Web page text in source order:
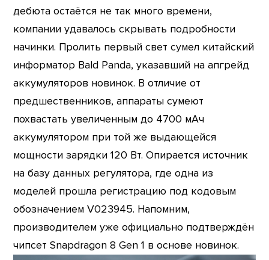
дебюта остаётся не так много времени,
компании удавалось скрывать подробности
начинки. Пролить первый свет сумел китайский
информатор Bald Panda, указавший на апгрейд
аккумуляторов новинок. В отличие от
предшественников, аппараты сумеют
похвастать увеличенным до 4700 мАч
аккумулятором при той же выдающейся
мощности зарядки 120 Вт. Опирается источник
на базу данных регулятора, где одна из
моделей прошла регистрацию под кодовым
обозначением V023945. Напомним,
производителем уже официально подтверждён
чипсет Snapdragon 8 Gen 1 в основе новинок.